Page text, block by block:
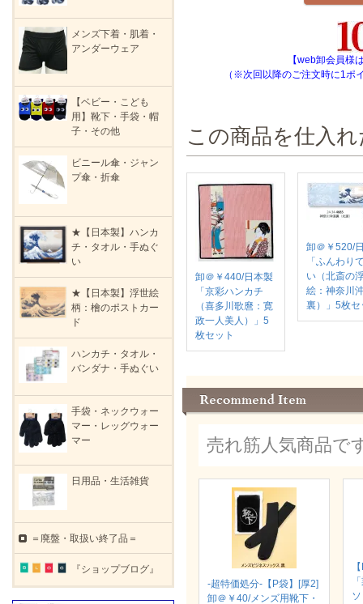
【web卸会員様
（※次回以降のご注文時に1ポ
この商品を仕入
卸＠￥440/日本製
「京彩ハンカチ
（喜多川歌麿：寛
政一人美人）」5
枚セット
卸＠￥520/
「ふんわり
い（北斎の
絵：神奈川
裏）」5枚セ
売れ筋人気商品で
-超特価処分-【P袋】[厚2]
卸＠￥40/メンズ用靴下・
メンズ下着・肌着・
アンダーウェア
【ベビー・こども
用】靴下・手袋・帽
子・その他
ビニール傘・ジャン
プ傘・折傘
★【日本製】ハンカ
チ・タオル・手ぬぐ
い
★【日本製】浮世絵
柄：檜のポストカー
ド
ハンカチ・タオル・
バンダナ・手ぬぐい
手袋・ネックウォー
マー・レッグウォー
マー
日用品・生活雑貨
＝廃盤・取扱い終了品＝
『ショップブログ』